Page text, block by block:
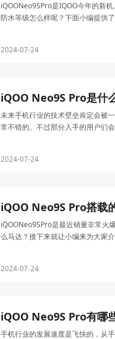
iQOONeo9SPro是IQOO今年的新
防水等级怎么样呢？下面小编提供
2024-07-24
iQOO Neo9S Pro是什
未来手机行业的技术壁垒肯定会被
常不错的。不过部分入手的用户们
2024-07-24
iQOO Neo9S Pro搭载
iQOONeo9SPro是最近销量非常火
么马达？接下来就让小编来为大家
2024-07-24
iQOO Neo9S Pro有哪
手机行业的发展速度是飞快的，从